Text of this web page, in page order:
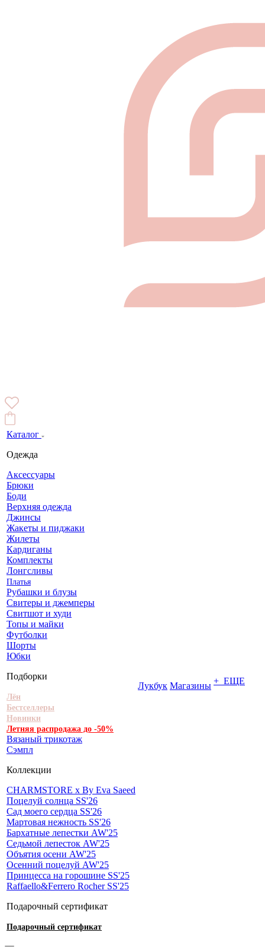
Каталог
Одежда
Аксессуары
Брюки
Боди
Верхняя одежда
Джинсы
Жакеты и пиджаки
Жилеты
Кардиганы
Комплекты
Лонгсливы
Платья
Рубашки и блузы
Свитеры и джемперы
Свитшот и худи
Топы и майки
Футболки
Шорты
Юбки
Подборки
Лён
Бестселлеры
Новинки
Летняя распродажа до -50%
Вязаный трикотаж
Сэмпл
Коллекции
CHARMSTORE х By Eva Saeed
Поцелуй солнца SS'26
Сад моего сердца SS'26
Мартовая нежность SS'26
Бархатные лепестки AW'25
Седьмой лепесток AW'25
Объятия осени AW'25
Осенний поцелуй AW'25
Принцесса на горошине SS'25
Raffaello&Ferrero Rocher SS'25
Подарочный сертификат
Подарочный сертификат
Лукбук Магазины + ЕЩЕ